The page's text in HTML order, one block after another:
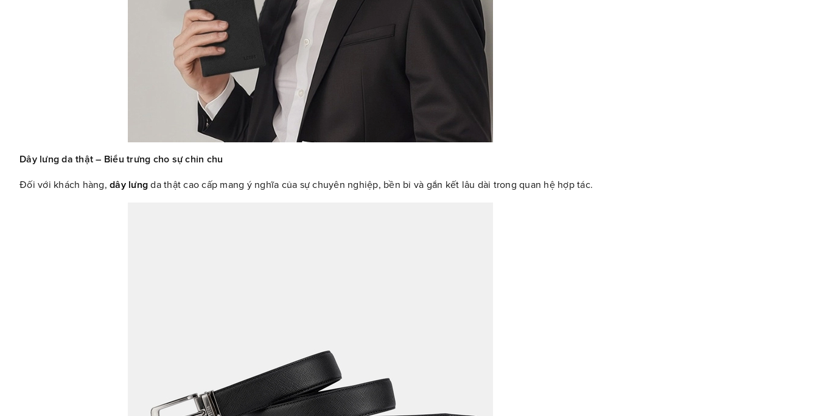
Dây lưng da thật – Biểu trưng cho sự chỉn chu
Đối với khách hàng, dây lưngda thật cao cấp mang ý nghĩa của sự chuyên nghiệp, bền bỉ và gắn kết lâu dài trong quan hệ hợp tác.